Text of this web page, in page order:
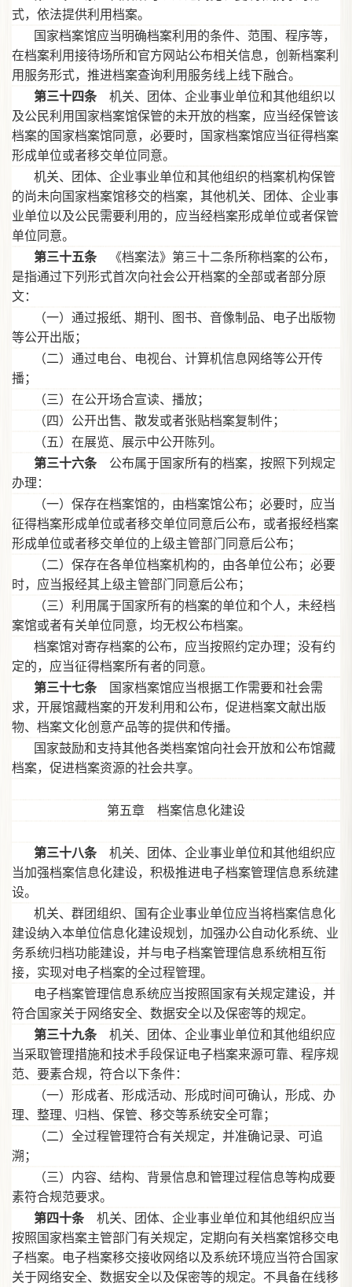
式，依法提供利用档案。
国家档案馆应当明确档案利用的条件、范围、程序等，
在档案利用接待场所和官方网站公布相关信息，创新档案利
用服务形式，推进档案查询利用服务线上线下融合。
第三十四条 机关、团体、企业事业单位和其他组织以
及公民利用国家档案馆保管的未开放的档案，应当经保管该
档案的国家档案馆同意，必要时，国家档案馆应当征得档案
形成单位或者移交单位同意。
机关、团体、企业事业单位和其他组织的档案机构保管
的尚未向国家档案馆移交的档案，其他机关、团体、企业事
业单位以及公民需要利用的，应当经档案形成单位或者保管
单位同意。
第三十五条 《档案法》第三十二条所称档案的公布，
是指通过下列形式首次向社会公开档案的全部或者部分原
文：
（一）通过报纸、期刊、图书、音像制品、电子出版物
等公开出版；
（二）通过电台、电视台、计算机信息网络等公开传
播；
（三）在公开场合宣读、播放；
（四）公开出售、散发或者张贴档案复制件；
（五）在展览、展示中公开陈列。
第三十六条 公布属于国家所有的档案，按照下列规定
办理：
（一）保存在档案馆的，由档案馆公布；必要时，应当
征得档案形成单位或者移交单位同意后公布，或者报经档案
形成单位或者移交单位的上级主管部门同意后公布；
（二）保存在各单位档案机构的，由各单位公布；必要
时，应当报经其上级主管部门同意后公布；
（三）利用属于国家所有的档案的单位和个人，未经档
案馆或者有关单位同意，均无权公布档案。
档案馆对寄存档案的公布，应当按照约定办理；没有约
定的，应当征得档案所有者的同意。
第三十七条 国家档案馆应当根据工作需要和社会需
求，开展馆藏档案的开发利用和公布，促进档案文献出版
物、档案文化创意产品等的提供和传播。
国家鼓励和支持其他各类档案馆向社会开放和公布馆藏
档案，促进档案资源的社会共享。
第五章 档案信息化建设
第三十八条 机关、团体、企业事业单位和其他组织应
当加强档案信息化建设，积极推进电子档案管理信息系统建
设。
机关、群团组织、国有企业事业单位应当将档案信息化
建设纳入本单位信息化建设规划，加强办公自动化系统、业
务系统归档功能建设，并与电子档案管理信息系统相互衔
接，实现对电子档案的全过程管理。
电子档案管理信息系统应当按照国家有关规定建设，并
符合国家关于网络安全、数据安全以及保密等的规定。
第三十九条 机关、团体、企业事业单位和其他组织应
当采取管理措施和技术手段保证电子档案来源可靠、程序规
范、要素合规，符合以下条件：
（一）形成者、形成活动、形成时间可确认，形成、办
理、整理、归档、保管、移交等系统安全可靠；
（二）全过程管理符合有关规定，并准确记录、可追
溯；
（三）内容、结构、背景信息和管理过程信息等构成要
素符合规范要求。
第四十条 机关、团体、企业事业单位和其他组织应当
按照国家档案主管部门有关规定，定期向有关档案馆移交电
子档案。电子档案移交接收网络以及系统环境应当符合国家
关于网络安全、数据安全以及保密等的规定。不具备在线移